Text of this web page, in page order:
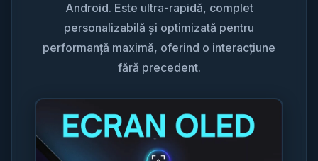
Android. Este ultra-rapidă, complet
personalizabilă și optimizată pentru
performanță maximă, oferind o interacțiune
fără precedent.